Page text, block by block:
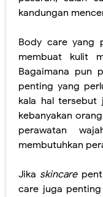
5 Cara Menghadapi
Layanan dan
Monitoring Paket
Berkat Lister Belajar
SPOILER Novel
kandungan
Body care yang
membuat kulit
Bagaimana pun
penting yang
kala hal tersebut
kebanyakan
perawatan
membutuhkan
Jika skincare
care juga